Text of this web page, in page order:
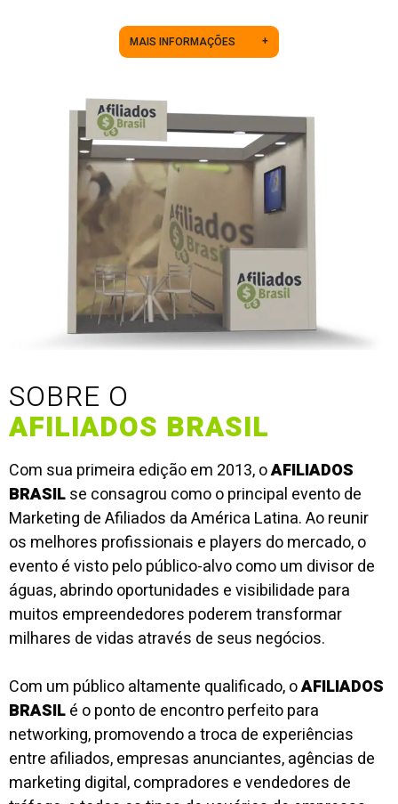
MAIS INFORMAÇÕES +
SOBRE O
AFILIADOS BRASIL
Com sua primeira edição em 2013, oAFILIADOS
BRASILse consagrou como o principal evento de
Marketing de Afiliados da América Latina. Ao reunir
os melhores profissionais e players do mercado, o
evento é visto pelo público-alvo como um divisor de
águas, abrindo oportunidades e visibilidade para
muitos empreendedores poderem transformar
milhares de vidas através de seus negócios.
Com um público altamente qualificado, oAFILIADOS
BRASILé o ponto de encontro perfeito para
networking, promovendo a troca de experiências
entre afiliados, empresas anunciantes, agências de
marketing digital, compradores e vendedores de